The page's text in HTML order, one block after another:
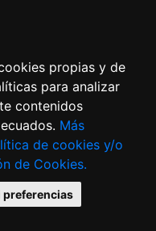
propias y de
para analizar
contenidos
Más
de cookies y/o
de Cookies.
preferencias